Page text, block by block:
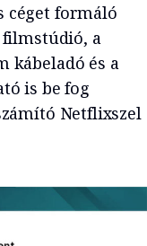
céget formáló
filmstúdió, a
kábeladó és a
is be fog
Netflixszel